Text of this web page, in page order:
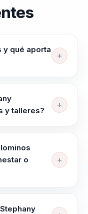
y qué aporta
mental,
estrés. Aporta una
y talleres?
de conflictos,
y supervisión de
o
real de